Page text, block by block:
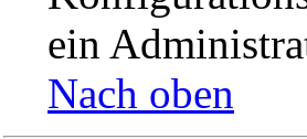
ein
Nach oben